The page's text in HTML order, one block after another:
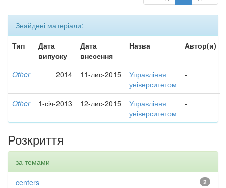
Знайдені матеріали:
Тип
Дата
випуску
Дата
внесення
Назва Автор(и)
Other 2014 11-лис-2015
Управління
університетом
-
Other 1-січ-2013 12-лис-2015
Управління
університетом
-
Розкриття
за темами
2
centers